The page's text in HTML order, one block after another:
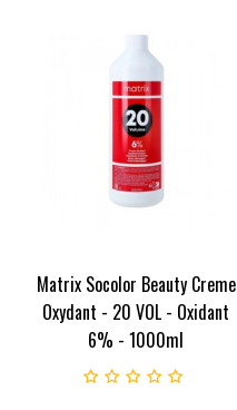
Matrix Socolor Beauty Creme
Oxydant - 20 VOL - Oxidant
6% - 1000ml